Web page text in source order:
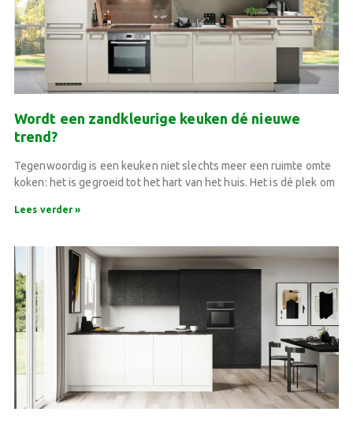
Wordt een zandkleurige keuken dé nieuwe
trend?
Tegenwoordig is een keuken niet slechts meer een ruimte omte
koken: het is gegroeid tot het hart van het huis. Het is dé plek om
Lees verder »